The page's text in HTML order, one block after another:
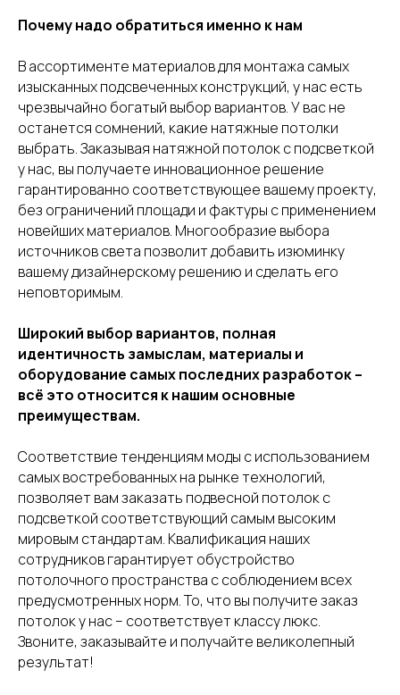
Почему надо обратиться именно к нам
В ассортименте материалов для монтажа самых
изысканных подсвеченных конструкций, у нас есть
чрезвычайно богатый выбор вариантов. У вас не
останется сомнений, какие натяжные потолки
выбрать. Заказывая натяжной потолок с подсветкой
у нас, вы получаете инновационное решение
гарантированно соответствующее вашему проекту,
без ограничений площади и фактуры с применением
новейших материалов. Многообразие выбора
источников света позволит добавить изюминку
вашему дизайнерскому решению и сделать его
неповторимым.
Широкий выбор вариантов, полная
идентичность замыслам, материалы и
оборудование самых последних разработок –
всё это относится к нашим основные
преимуществам.
Соответствие тенденциям моды с использованием
самых востребованных на рынке технологий,
позволяет вам заказать подвесной потолок с
подсветкой соответствующий самым высоким
мировым стандартам. Квалификация наших
сотрудников гарантирует обустройство
потолочного пространства с соблюдением всех
предусмотренных норм. То, что вы получите заказ
потолок у нас – соответствует классу люкс.
Звоните, заказывайте и получайте великолепный
результат!